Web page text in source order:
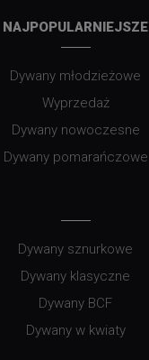
NAJPOPULARNIEJSZE
Dywany młodzieżowe
Wyprzedaż
Dywany nowoczesne
Dywany pomarańczowe
Dywany sznurkowe
Dywany klasyczne
Dywany BCF
Dywany w kwiaty